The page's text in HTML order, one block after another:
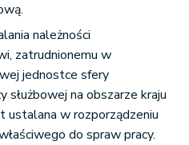
należności
zatrudnionemu w
jednostce sfery
na obszarze kraju
ustalana w rozporządzeniu
do spraw pracy.